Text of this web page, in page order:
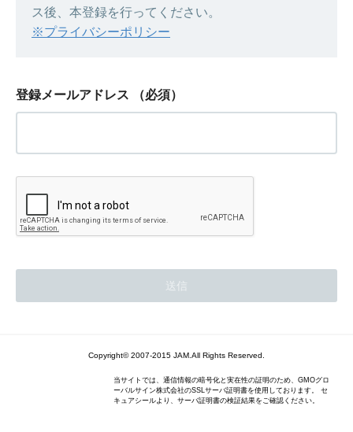
ス後、本登録を行ってください。
※プライバシーポリシー
登録メールアドレス （必須）
Copyright© 2007-2015 JAM.All Rights Reserved.
当サイトでは、通信情報の暗号化と実在性の証明のため、GMOグロ
ーバルサイン株式会社のSSLサーバ証明書を使用しております。 セ
キュアシールより、サーバ証明書の検証結果をご確認ください。